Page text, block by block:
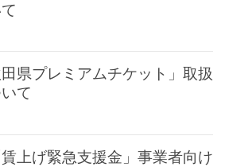
田県プレミアムチケット」取扱
て
上げ緊急支援金」事業者向け